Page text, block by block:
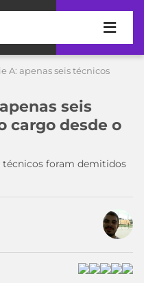
A: apenas seis técnicos
seis
cargo desde o
técnicos foram demitidos